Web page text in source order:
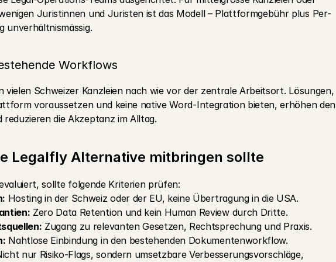
Juristinnen und Juristen ist das Modell – Plattformgebühr plus Per-
unverhältnismässig.
Workflows
vielen Schweizer Kanzleien nach wie vor der zentrale Arbeitsort. Lösungen,
voraussetzen und keine native Word-Integration bieten, erhöhen den
die Akzeptanz im Alltag.
Legalfly Alternative mitbringen sollte
sollte folgende Kriterien prüfen:
Hosting in der Schweiz oder der EU, keine Übertragung in die USA.
Zero Data Retention und kein Human Review durch Dritte.
Zugang zu relevanten Gesetzen, Rechtsprechung und Praxis.
Nahtlose Einbindung in den bestehenden Dokumentenworkflow.
nur Risiko-Flags, sondern umsetzbare Verbesserungsvorschläge,